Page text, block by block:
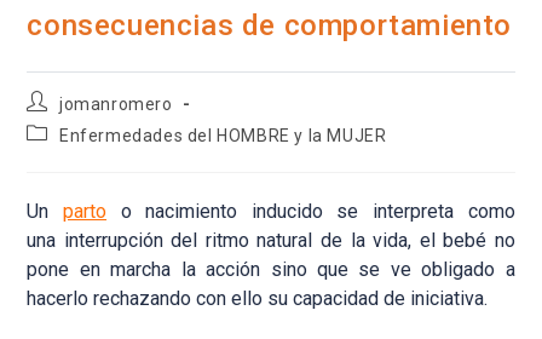
consecuencias de comportamiento
Autor
de
la
jomanromero
Categoría
entrada:
Enfermedades del HOMBRE y la MUJER
Unparto o nacimiento inducido se interpreta como
una interrupción del ritmo natural de la vida, el bebé no
pone en marcha la acción sino que se ve obligado a
hacerlo rechazando con ello su capacidad de iniciativa.